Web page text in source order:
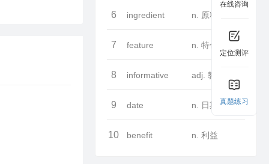
6 ingredient n. 原料
7 feature n. 特色
8 informative adj. 教育性的
9 date n. 日期
10 benefit n. 利益
在线咨询
定位测评
真题练习